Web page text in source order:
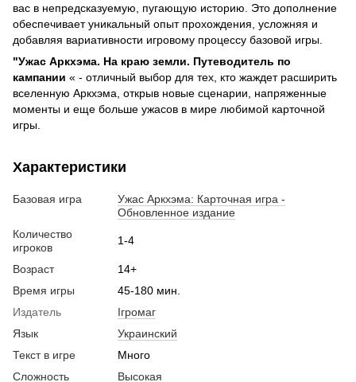
вас в непредсказуемую, пугающую историю. Это дополнение
обеспечивает уникальный опыт прохождения, усложняя и
добавляя вариативности игровому процессу базовой игры.
"Ужас Аркхэма. На краю земли. Путеводитель по
кампании « - отличный выбор для тех, кто жаждет расширить
вселенную Аркхэма, открыв новые сценарии, напряженные
моменты и еще больше ужасов в мире любимой карточной
игры.
Характеристики
Базовая игра
Ужас Аркхэма: Карточная игра -
Обновленное издание
Количество
игроков
1-4
Возраст
14+
Время игры
45-180 мин.
Издатель
Ігромаг
Язык
Украинский
Текст в игре
Много
Сложность
Высокая